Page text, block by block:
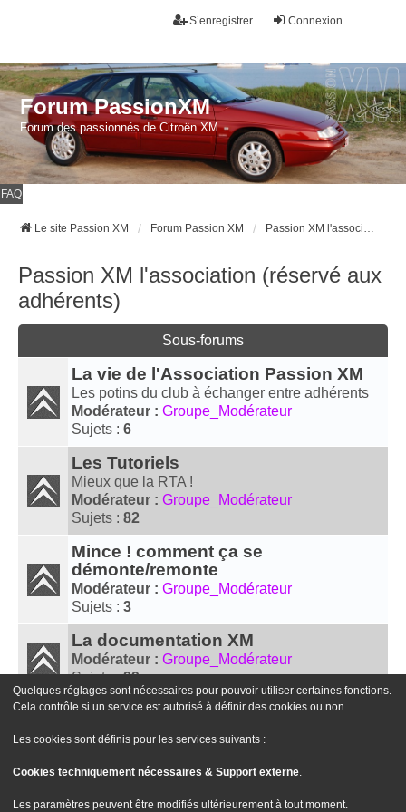
Connexion
S’enregistrer
Forum PassionXM
Forum des passionnés de Citroën XM
FAQ
Le site Passion XM Forum Passion XM Passion XM l'association (réservé aux adhérents)
Passion XM l'association (réservé aux
adhérents)
Sous-forums
La vie de l'Association Passion XM
Les potins du club à échanger entre adhérents
Modérateur : Groupe_Modérateur
Sujets : 6
Les Tutoriels
Mieux que la RTA !
Modérateur : Groupe_Modérateur
Sujets : 82
Mince ! comment ça se
démonte/remonte
Modérateur : Groupe_Modérateur
Sujets : 3
La documentation XM
Modérateur : Groupe_Modérateur
Sujets :29
Quelques réglages sont nécessaires pour pouvoir utiliser certaines fonctions.
Cela contrôle si un service est autorisé à définir des cookies ou non.
Les cookies sont définis pour les services suivants :
Cookies techniquement nécessaires & Support externe.
Les paramètres peuvent être modifiés ultérieurement à tout moment.